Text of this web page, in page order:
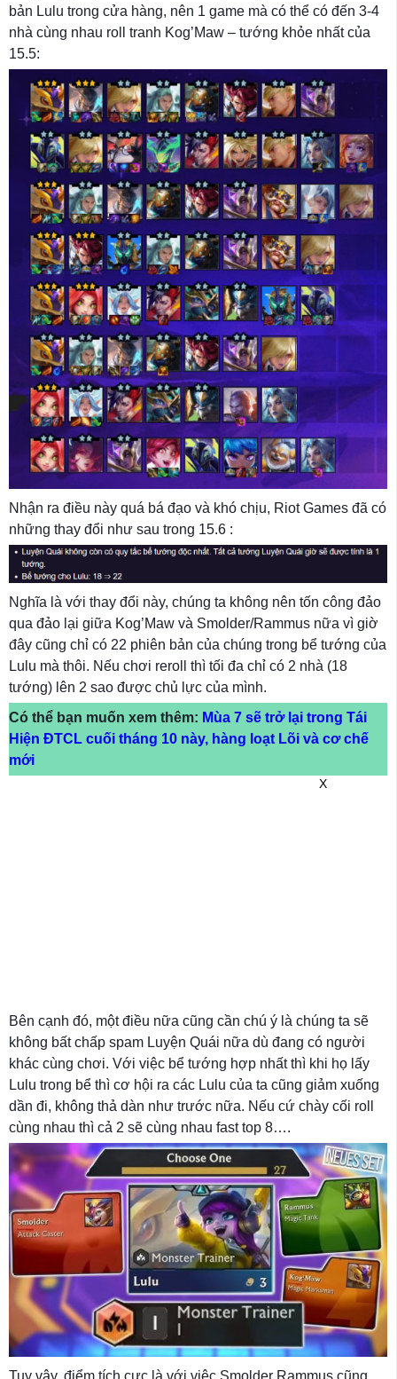
bản Lulu trong cửa hàng, nên 1 game mà có thể có đến 3-4
nhà cùng nhau roll tranh Kog’Maw – tướng khỏe nhất của
15.5:
Nhận ra điều này quá bá đạo và khó chịu, Riot Games đã có
những thay đổi như sau trong 15.6 :
Nghĩa là với thay đổi này, chúng ta không nên tốn công đảo
qua đảo lại giữa Kog’Maw và Smolder/Rammus nữa vì giờ
đây cũng chỉ có 22 phiên bản của chúng trong bể tướng của
Lulu mà thôi. Nếu chơi reroll thì tối đa chỉ có 2 nhà (18
tướng) lên 2 sao được chủ lực của mình.
Có thể bạn muốn xem thêm: Mùa 7 sẽ trở lại trong Tái
Hiện ĐTCL cuối tháng 10 này, hàng loạt Lõi và cơ chế
mới
X
Bên cạnh đó, một điều nữa cũng cần chú ý là chúng ta sẽ
không bất chấp spam Luyện Quái nữa dù đang có người
khác cùng chơi. Với việc bể tướng hợp nhất thì khi họ lấy
Lulu trong bể thì cơ hội ra các Lulu của ta cũng giảm xuống
dần đi, không thả dàn như trước nữa. Nếu cứ chày cối roll
cùng nhau thì cả 2 sẽ cùng nhau fast top 8….
Tuy vậy, điểm tích cực là với việc Smolder Rammus cũng